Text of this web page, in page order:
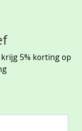
5% korting op